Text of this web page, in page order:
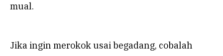
mual.
Jika ingin merokok usai begadang, cobalah